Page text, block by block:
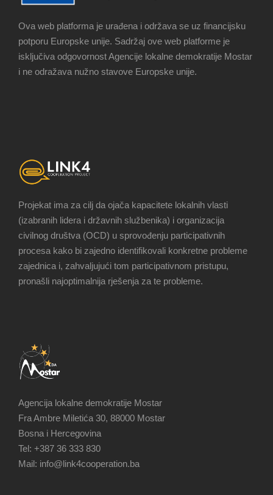
Ova web platforma je urađena i održava se uz financijsku
potporu Europske unije. Sadržaj ove web platforme je
isključiva odgovornost Agencije lokalne demokratije Mostar
i ne odražava nužno stavove Europske unije.
Projekat ima za cilj da ojača kapacitete lokalnih vlasti
(izabranih lidera i državnih službenika) i organizacija
civilnog društva (OCD) u sprovođenju participativnih
procesa kako bi zajedno identifikovali konkretne probleme
zajednica i, zahvaljujući tom participativnom pristupu,
pronašli najoptimalnija rješenja za te probleme.
Agencija lokalne demokratije Mostar
Fra Ambre Miletića 30, 88000 Mostar
Bosna i Hercegovina
Tel: +387 36 333 830
Mail: info@link4cooperation.ba